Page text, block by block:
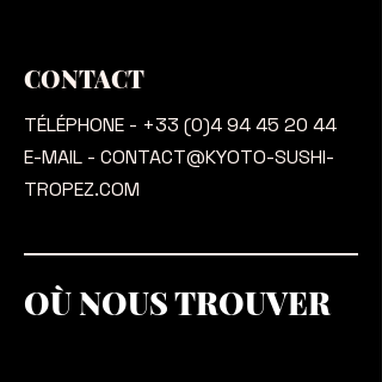
CONTACT
TÉLÉPHONE - +33 (0)4 94 45 20 44
E-MAIL - CONTACT@KYOTO-SUSHI-
TROPEZ.COM
OÙ NOUS TROUVER